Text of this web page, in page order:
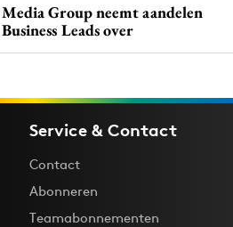
Group neemt aandelen
Leads over
Service & Contact
Contact
Abonneren
Teamabonnementen